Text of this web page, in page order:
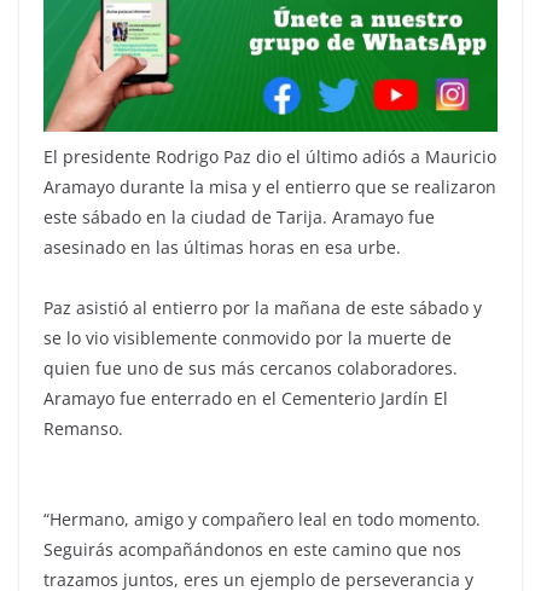
El presidente Rodrigo Paz dio el último adiós a Mauricio
Aramayo durante la misa y el entierro que se realizaron
este sábado en la ciudad de Tarija. Aramayo fue
asesinado en las últimas horas en esa urbe.
Paz asistió al entierro por la mañana de este sábado y
se lo vio visiblemente conmovido por la muerte de
quien fue uno de sus más cercanos colaboradores.
Aramayo fue enterrado en el Cementerio Jardín El
Remanso.
“Hermano, amigo y compañero leal en todo momento.
Seguirás acompañándonos en este camino que nos
trazamos juntos, eres un ejemplo de perseverancia y